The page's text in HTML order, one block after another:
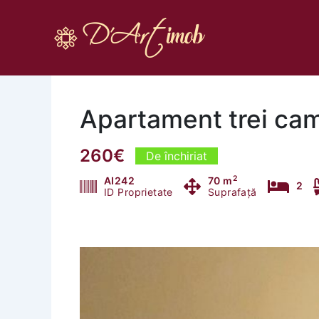
Apartament trei
260€ De închiriat
AI242
ID Proprietate
70 m2
Suprafață
2